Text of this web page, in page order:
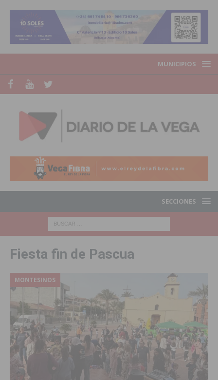
MUNICIPIOS
SECCIONES
Fiesta fin de Pascua
MONTESINOS